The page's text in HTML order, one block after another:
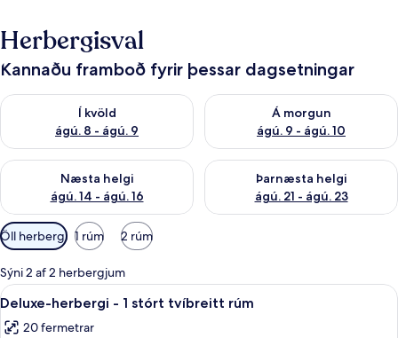
Herbergisval
Kannaðu framboð fyrir þessar dagsetningar
Í kvöld
ágú. 8 - ágú. 9
Athuga framboð í kvöld ágú. 8 - ágú. 9
Á morgun
ágú. 9 - ágú. 10
Athuga framboð á morgun
Næsta helgi
ágú. 14 - ágú. 16
Athuga framboð næstu helgi ágú. 14 - ágú. 16
Þarnæsta helgi
ágú. 21 - ágú. 23
Athuga framboð þarnæstu
Síur
í
boði
fyrir
herbergi
Öll herbergi 1 rúm 2 rúm
Sýni 2 af 2 herbergjum
Skoða
allar
Ókeypis þráðlaus nettenging, rúmföt
8
Deluxe-herbergi - 1 stórt tvíbreitt rúm
20 fermetrar